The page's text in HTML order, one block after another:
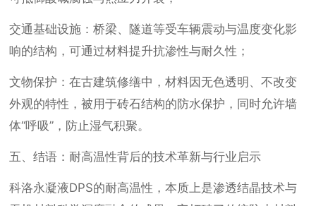
交通基础设施：桥梁、隧道等受车辆震动与温度变化影
响的结构，可通过材料提升抗渗性与耐久性；
文物保护：在古建筑修缮中，材料因无色透明、不改变
外观的特性，被用于砖石结构的防水保护，同时允许墙
体“呼吸”，防止湿气积聚。
五、结语：耐高温性背后的技术革新与行业启示
科洛永凝液DPS的耐高温性，本质上是渗透结晶技术与